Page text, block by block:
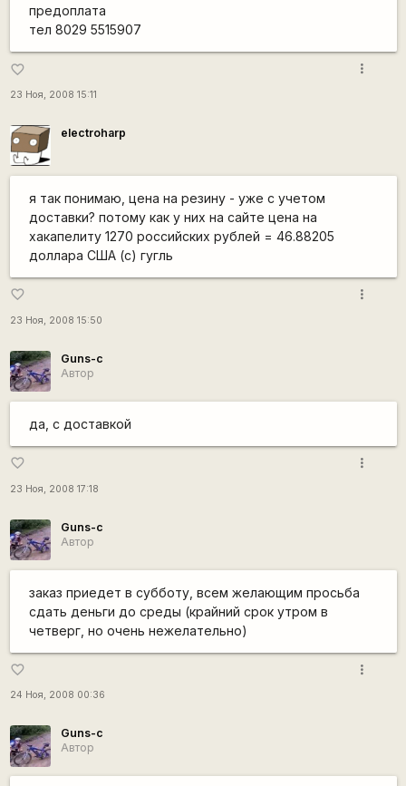
предоплата
тел 8029 5515907
favorite_border
23 Ноя, 2008 15:11
more_vert
electroharp
я так понимаю, цена на резину - уже с учетом
доставки? потому как у них на сайте цена на
хакапелиту 1270 российских рублей = 46.88205
доллара США (с) гугль
favorite_border
23 Ноя, 2008 15:50
more_vert
Guns-c
Автор
да, с доставкой
favorite_border
23 Ноя, 2008 17:18
more_vert
Guns-c
Автор
заказ приедет в субботу, всем желающим просьба
сдать деньги до среды (крайний срок утром в
четверг, но очень нежелательно)
favorite_border
24 Ноя, 2008 00:36
more_vert
Guns-c
Автор